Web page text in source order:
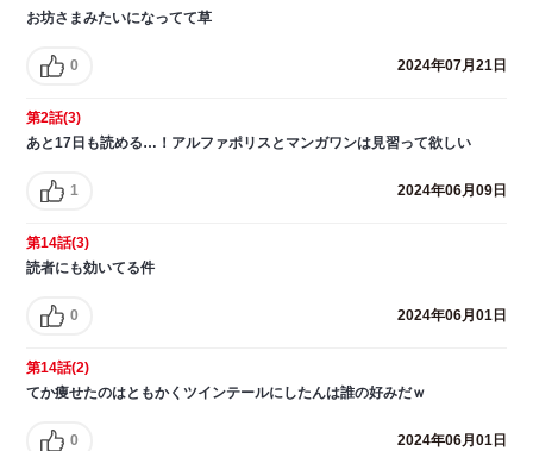
お坊さまみたいになってて草
0 2024年07月21日
第2話(3)
あと17日も読める…！アルファポリスとマンガワンは見習って欲しい
1 2024年06月09日
第14話(3)
読者にも効いてる件
0 2024年06月01日
第14話(2)
てか痩せたのはともかくツインテールにしたんは誰の好みだｗ
0 2024年06月01日